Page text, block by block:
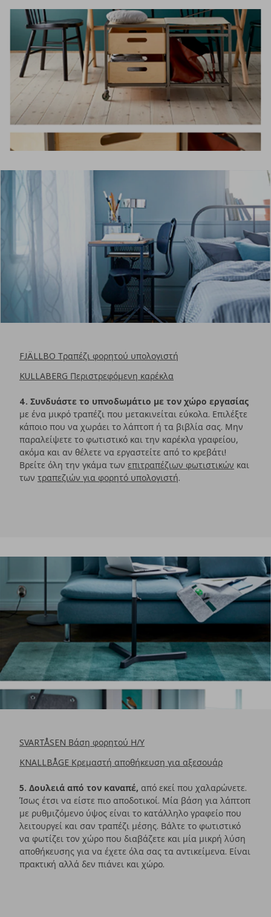
FJÄLLBO Τραπέζι φορητού υπολογιστή
KULLABERG Περιστρεφόμενη καρέκλα
4. Συνδυάστε το υπνοδωμάτιο με τον χώρο εργασίας
με ένα μικρό τραπέζι που μετακινείται εύκολα. Επιλέξτε
κάποιο που να χωράει το λάπτοπ ή τα βιβλία σας. Μην
παραλείψετε το φωτιστικό και την καρέκλα γραφείου,
ακόμα και αν θέλετε να εργαστείτε από το κρεβάτι!
Βρείτε όλη την γκάμα των επιτραπέζιων φωτιστικών και
των τραπεζιών για φορητό υπολογιστή.
SVARTÅSEN Βάση φορητού Η/Υ
KNALLBÅGE Κρεμαστή αποθήκευση για αξεσουάρ
5. Δουλειά από τον καναπέ, από εκεί που χαλαρώνετε.
Ίσως έτσι να είστε πιο αποδοτικοί. Μία βάση για λάπτοπ
με ρυθμιζόμενο ύψος είναι το κατάλληλο γραφείο που
λειτουργεί και σαν τραπέζι μέσης. Βάλτε το φωτιστικό
να φωτίζει τον χώρο που διαβάζετε και μία μικρή λύση
αποθήκευσης για να έχετε όλα σας τα αντικείμενα. Είναι
πρακτική αλλά δεν πιάνει και χώρο.